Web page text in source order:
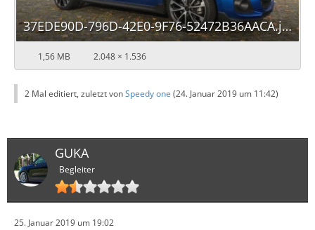
37EDE90D-796D-42E0-9F76-52472B36AACA.jpeg
1,56 MB 2.048 × 1.536
2 Mal editiert, zuletzt vonSpeedy one (24. Januar 2019 um 11:42)
GUKA
Begleiter
25. Januar 2019 um 19:02